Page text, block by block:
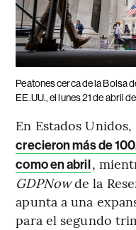
Peatones cerca de la Bolsa
EE.UU., el lunes 21 de abril
En Estados Unidos,
crecieron más de
como en abril,
GDPNowde la
apunta a una
para el segundo